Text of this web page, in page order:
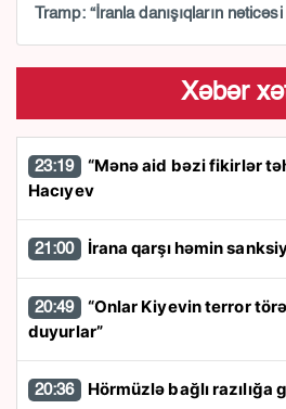
Tramp: “İranla danışıqların
Xəbər
23:19
Hacıyev
21:00 İrana qarşı həmin
20:49
duyurlar”
20:36 Hörmüzlə bağlı razılığa